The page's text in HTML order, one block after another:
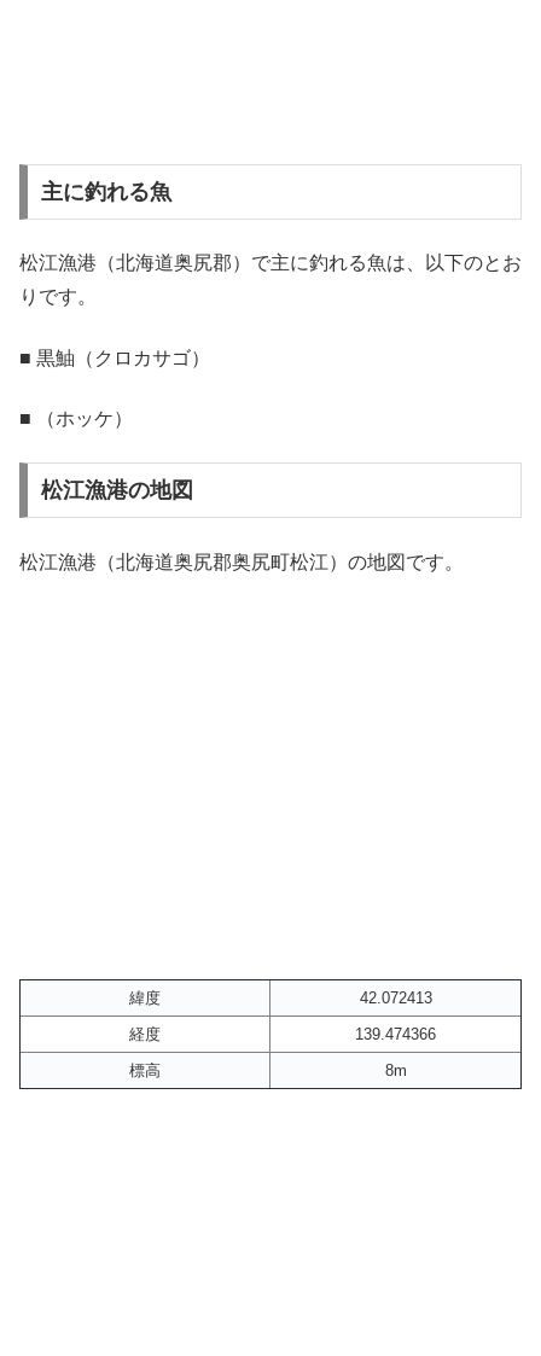
主に釣れる魚
松江漁港（北海道奥尻郡）で主に釣れる魚は、以下のとお
りです。
■ 黒鮋（クロカサゴ）
■ （ホッケ）
松江漁港の地図
松江漁港（北海道奥尻郡奥尻町松江）の地図です。
緯度
42.072413
経度
139.474366
標高
8m